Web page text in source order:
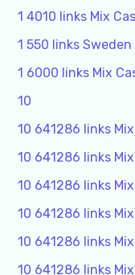
1 4010 links Mix
1 550 links Sweden
1 6000 links Mix
10
10 641286 links
10 641286 links
10 641286 links
10 641286 links
10 641286 links
10 641286 links